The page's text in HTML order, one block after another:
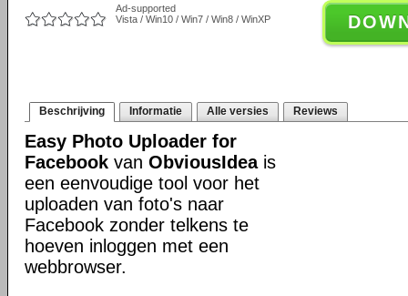
Ad-supported
Vista / Win10 / Win7 / Win8 / WinXP
Beschrijving Informatie Alle versies Reviews
Easy Photo Uploader for
Facebook van ObviousIdeais
een eenvoudige tool voor het
uploaden van foto's naar
Facebook zonder telkens te
hoeven inloggen met een
webbrowser.